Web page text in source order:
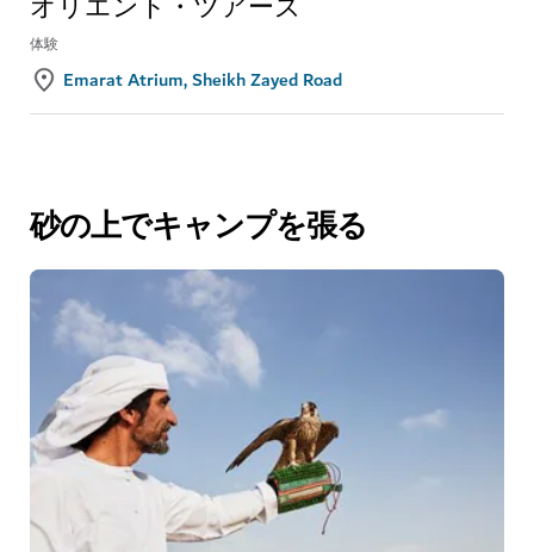
体験
Emarat Atrium, Sheikh Zayed Road
砂の上でキャンプを張る